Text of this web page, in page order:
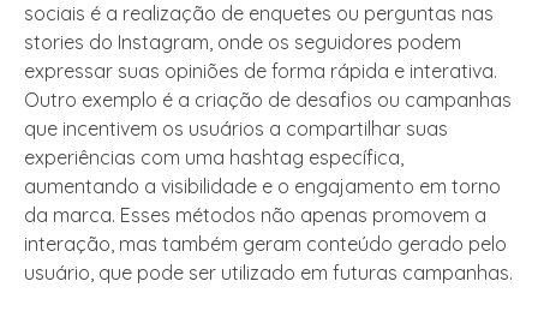
sociais é a realização de enquetes ou perguntas nas
stories do Instagram, onde os seguidores podem
expressar suas opiniões de forma rápida e interativa.
Outro exemplo é a criação de desafios ou campanhas
que incentivem os usuários a compartilhar suas
experiências com uma hashtag específica,
aumentando a visibilidade e o engajamento em torno
da marca. Esses métodos não apenas promovem a
interação, mas também geram conteúdo gerado pelo
usuário, que pode ser utilizado em futuras campanhas.